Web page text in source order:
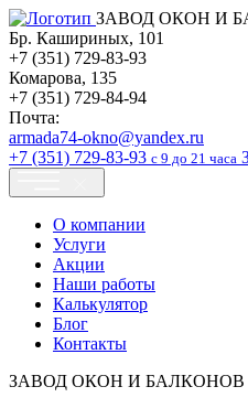
ЗАВОД ОКОН И
Бр. Кашириных, 101
+7 (351) 729-83-93
Комарова, 135
+7 (351) 729-84-94
Почта:
armada74-okno@yandex.ru
+7 (351) 729-83-93 c 9 до 21 часа
О компании
Услуги
Акции
Наши работы
Калькулятор
Блог
Контакты
ЗАВОД ОКОН И БАЛКОНОВ